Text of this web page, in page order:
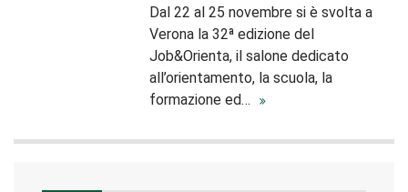
Dal 22 al 25 novembre si è svolta a
Verona la 32ª edizione del
Job&Orienta, il salone dedicato
all’orientamento, la scuola, la
formazione ed…